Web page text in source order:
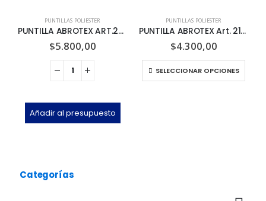
PUNTILLAS POLIESTER
PUNTILLA ABROTEX ART.244 LUREX x 10m
$5.800,00
Añadir al presupuesto
PUNTILLAS POLIESTER
PUNTILLA ABROTEX Art. 210 x 20m
$4.300,00
SELECCIONAR OPCIONES
Categorías